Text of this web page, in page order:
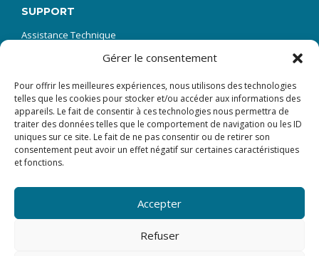
Gérer le consentement
Pour offrir les meilleures expériences, nous utilisons des technologies
telles que les cookies pour stocker et/ou accéder aux informations des
appareils. Le fait de consentir à ces technologies nous permettra de
traiter des données telles que le comportement de navigation ou les ID
uniques sur ce site. Le fait de ne pas consentir ou de retirer son
consentement peut avoir un effet négatif sur certaines caractéristiques
et fonctions.
Accepter
Refuser
SUPPORT
Assistance Technique
FAQ – Questions fréquentes
Formation
Téléchargement de logiciels
NEWSLETTER
Recevez les nouveautés et actualités concernant la mesure
hydrologique et notre société.